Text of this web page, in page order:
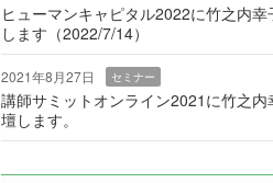
ヒューマンキャピタル2022に竹之内幸
します（2022/7/14）
2021年8月27日 セミナー
講師サミットオンライン2021に竹之内
壇します。